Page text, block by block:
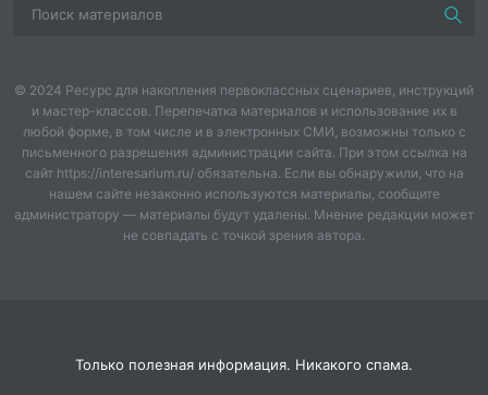
© 2024 Ресурс для накопления первоклассных сценариев, инструкций
и мастер-классов. Перепечатка материалов и использование их в
любой форме, в том числе и в электронных СМИ, возможны только с
письменного разрешения администрации сайта. При этом ссылка на
сайт https://interesarium.ru/ обязательна. Если вы обнаружили, что на
нашем сайте незаконно используются материалы, сообщите
администратору — материалы будут удалены. Мнение редакции может
не совпадать с точкой зрения автора.
Только полезная информация. Никакого спама.